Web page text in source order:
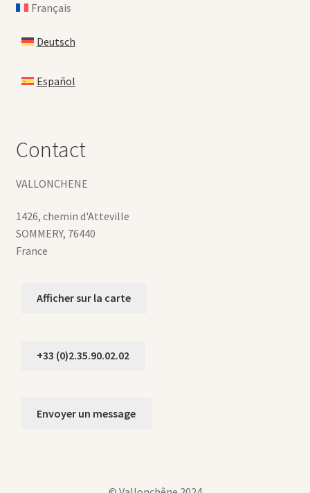
Français
Deutsch
Español
Contact
VALLONCHENE
1426, chemin d'Atteville
SOMMERY, 76440
France
Afficher sur la carte
+33 (0)2.35.90.02.02
Envoyer un message